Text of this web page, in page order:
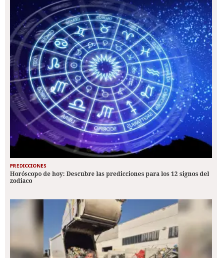
PREDICCIONES
Horóscopo de hoy: Descubre las predicciones para los 12 signos del
zodiaco